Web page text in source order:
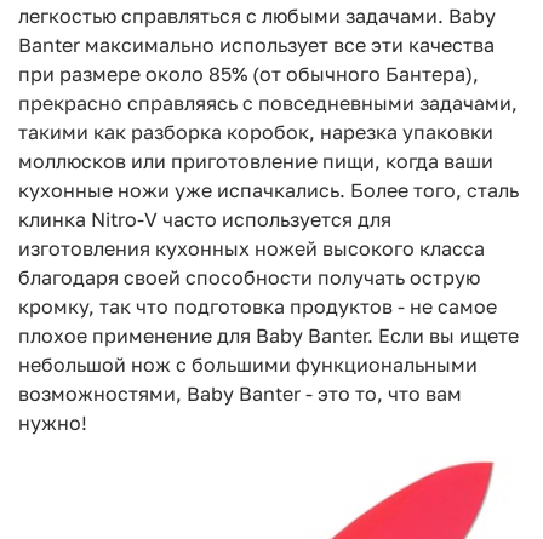
легкостью справляться с любыми задачами. Baby
Banter максимально использует все эти качества
при размере около 85% (от обычного Бантера),
прекрасно справляясь с повседневными задачами,
такими как разборка коробок, нарезка упаковки
моллюсков или приготовление пищи, когда ваши
кухонные ножи уже испачкались. Более того, сталь
клинка Nitro-V часто используется для
изготовления кухонных ножей высокого класса
благодаря своей способности получать острую
кромку, так что подготовка продуктов - не самое
плохое применение для Baby Banter. Если вы ищете
небольшой нож с большими функциональными
возможностями, Baby Banter - это то, что вам
нужно!